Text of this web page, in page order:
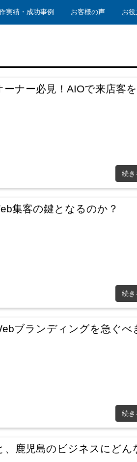
実績・成功事例 お客様の声 お
ナー必見！AIOで来店客
続き
集客の鍵となるのか？
続き
ブランディングを急ぐべ
続き
、鹿児島のビジネスにどん